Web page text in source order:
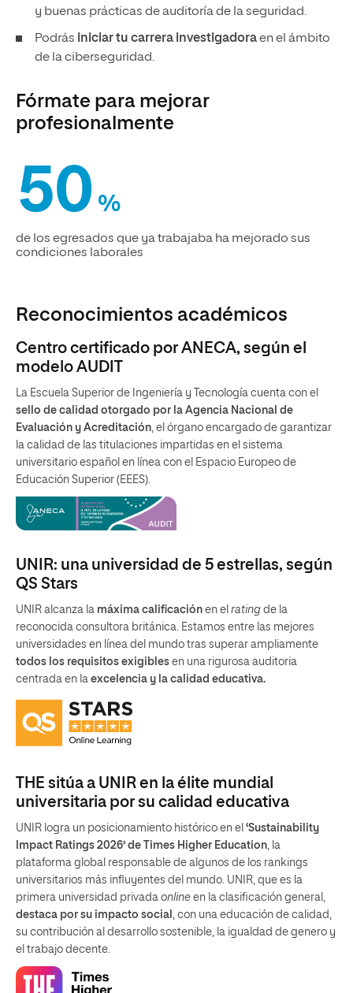
y buenas prácticas de auditoría de la seguridad.
Podrás iniciar tu carrera investigadoraen el ámbito
de la ciberseguridad.
Fórmate para mejorar
profesionalmente
50 %
de los egresados que ya trabajaba ha mejorado sus
condiciones laborales
Reconocimientos académicos
Centro certificado por ANECA, según el
modelo AUDIT
La Escuela Superior de Ingeniería y Tecnología cuenta con el
sello de calidad otorgado por la Agencia Nacional de
Evaluación y Acreditación, el órgano encargado de garantizar
la calidad de las titulaciones impartidas en el sistema
universitario español en línea con el Espacio Europeo de
Educación Superior (EEES).
UNIR: una universidad de 5 estrellas, según
QS Stars
UNIR alcanza la máxima calificación en el rating de la
reconocida consultora británica. Estamos entre las mejores
universidades en línea del mundo tras superar ampliamente
todos los requisitos exigibles en una rigurosa auditoria
centrada en la excelencia y la calidad educativa.
THE sitúa a UNIR en la élite mundial
universitaria por su calidad educativa
UNIR logra un posicionamiento histórico en el ‘Sustainability
Impact Ratings 2026’ de Times Higher Education, la
plataforma global responsable de algunos de los rankings
universitarios más influyentes del mundo. UNIR, que es la
primera universidad privada online en la clasificación general,
destaca por su impacto social , con una educación de calidad,
su contribución al desarrollo sostenible, la igualdad de genero y
el trabajo decente.